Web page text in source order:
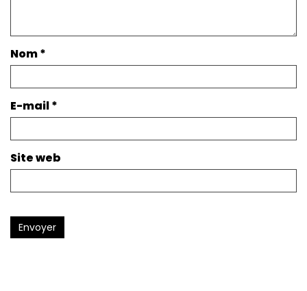
Nom*
E-mail*
Site web
Envoyer